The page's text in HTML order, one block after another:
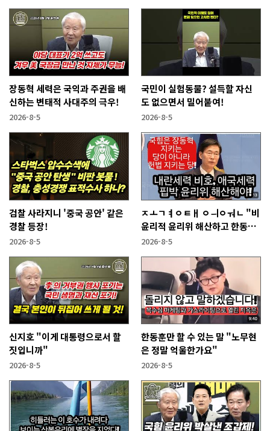
장동혁 세력은 국익과 주권을 배
신하는 변태적 사대주의 극우!
2026-8-5
국민이 실험동물? 설득할 자신
도 없으면서 밀어붙여!
2026-8-5
검찰 사라지니 '중국 공안' 같은
경찰 등장!
2026-8-5
ㅈㅗㄱㅕㅇㅌㅐ ㅇㅢㅇㅝㄴ "비
윤리적 윤리위 해산하고 한동훈
복당 시켜야"
2026-8-5
신지호 "이게 대통령으로서 할
짓입니까"
2026-8-5
한동훈만 할 수 있는 말 "노무현
은 정말 억울한가요"
2026-8-5